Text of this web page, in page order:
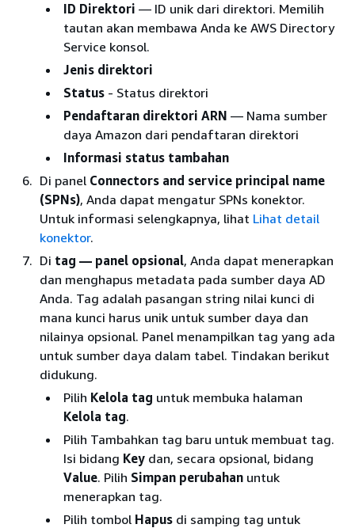
ID Direktori — ID unik dari direktori. Memilih
tautan akan membawa Anda ke AWS Directory
Service konsol.
Jenis direktori
Status - Status direktori
Pendaftaran direktori ARN — Nama sumber
daya Amazon dari pendaftaran direktori
Informasi status tambahan
Di panel Connectors and service principal name
(SPNs), Anda dapat mengatur SPNs konektor.
Untuk informasi selengkapnya, lihat Lihat detail
konektor.
Di tag — panel opsional, Anda dapat menerapkan
dan menghapus metadata pada sumber daya AD
Anda. Tag adalah pasangan string nilai kunci di
mana kunci harus unik untuk sumber daya dan
nilainya opsional. Panel menampilkan tag yang ada
untuk sumber daya dalam tabel. Tindakan berikut
didukung.
Pilih Kelola tag untuk membuka halaman
Kelola tag.
Pilih Tambahkan tag baru untuk membuat tag.
Isi bidang Key dan, secara opsional, bidang
Value. Pilih Simpan perubahan untuk
menerapkan tag.
Pilih tombol Hapus di samping tag untuk